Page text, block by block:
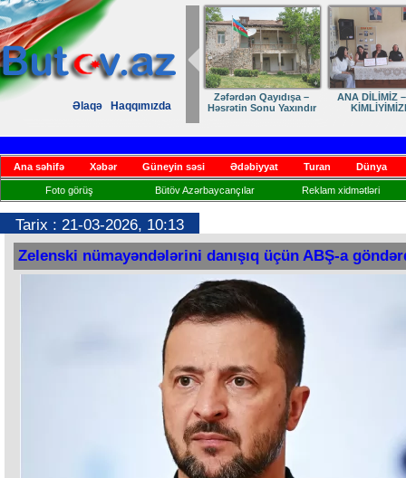
Əlaqə Haqqımızda
Zəfərdən Qayıdışa –
Həsrətin Sonu Yaxındır
ANA DİLİMİZ
Ana səhifə Xəbər Güneyin səsi Ədəbiyyat Turan Dünya
Foto görüş Bütöv Azərbaycançılar Reklam xidmətləri
Tarix : 21-03-2026, 10:13
Zelenski nümayəndələrini danışıq üçün ABŞ-a